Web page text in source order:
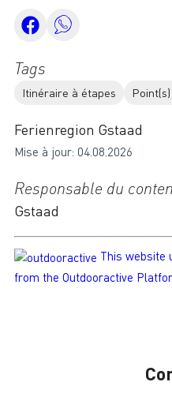
Tags
Itinéraire à étapes
Ferienregion Gstaad
Mise à jour: 04.08.2026
Responsable du
Gstaad
This website
from the Outdooractive